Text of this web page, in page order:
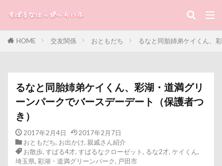
HOME 交友関係 おともだち るなと同胎姉弟ケイくん、
るなと同胎姉弟ケイくん、彩湖・道満グリ
ーンパークでバースデーデート（保護者つ
き）
2017年2月4日
2017年2月7日
おともだち, お出かけ, 親戚さん紹介
お散歩, すばる4才, すばるなクローゼット, るな2才, ケイくん,
埼玉県, 彩湖・道満グリーンパーク, 戸田市
カテゴリー
タグ
100円ショップ 写真パネル
出没！アド街ック天国
冷蔵庫
冷感ジェルマット